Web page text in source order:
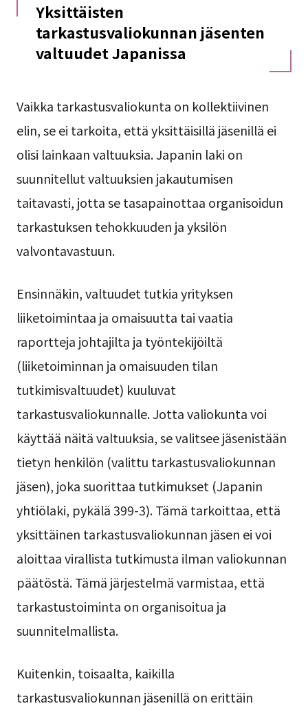
Yksittäisten
tarkastusvaliokunnan jäsenten
valtuudet Japanissa
Vaikka tarkastusvaliokunta on kollektiivinen
elin, se ei tarkoita, että yksittäisillä jäsenillä ei
olisi lainkaan valtuuksia. Japanin laki on
suunnitellut valtuuksien jakautumisen
taitavasti, jotta se tasapainottaa organisoidun
tarkastuksen tehokkuuden ja yksilön
valvontavastuun.
Ensinnäkin, valtuudet tutkia yrityksen
liiketoimintaa ja omaisuutta tai vaatia
raportteja johtajilta ja työntekijöiltä
(liiketoiminnan ja omaisuuden tilan
tutkimisvaltuudet) kuuluvat
tarkastusvaliokunnalle. Jotta valiokunta voi
käyttää näitä valtuuksia, se valitsee jäsenistään
tietyn henkilön (valittu tarkastusvaliokunnan
jäsen), joka suorittaa tutkimukset (Japanin
yhtiölaki, pykälä 399-3). Tämä tarkoittaa, että
yksittäinen tarkastusvaliokunnan jäsen ei voi
aloittaa virallista tutkimusta ilman valiokunnan
päätöstä. Tämä järjestelmä varmistaa, että
tarkastustoiminta on organisoitua ja
suunnitelmallista.
Kuitenkin, toisaalta, kaikilla
tarkastusvaliokunnan jäsenillä on erittäin